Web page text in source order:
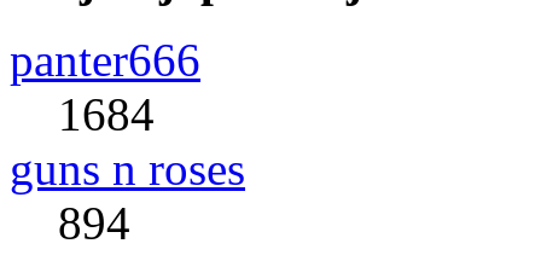
panter666
1684
guns n roses
894